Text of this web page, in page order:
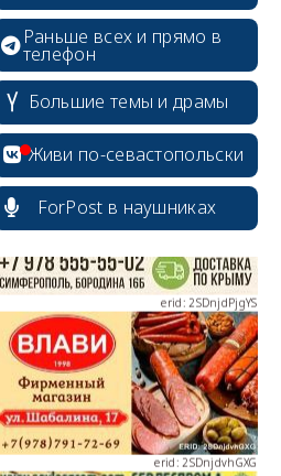
Раньше всех и прямо в
телефон
Большие темы и драмы
Живи по-севастопольски
ForPost в наушниках
erid: 2SDnjcrDNw6
erid: 2SDnjdPjgYS
erid: 2SDnjdvhGXG